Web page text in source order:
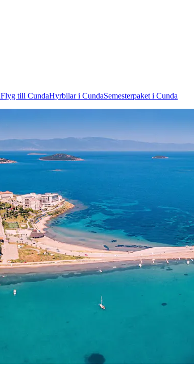
Flyg till CundaHyrbilar i CundaSemesterpaket i Cunda